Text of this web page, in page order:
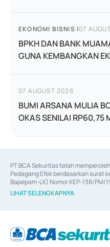
EKONOMI BISNIS |07
BPKH DAN BANK
GUNA KEMBANGKAN
07 AUGUST 2026
BUMI ARSANA MULIA
OKAS SENILAI RP60,75
PT BCA Sekuritas telah
Pedagang Efek berdasarkan surat
Bapepam-LK) Nomor KEP-138/PM/
06/D.04/2014 tanggal 28 Februari
Efek berdasarkan surat keputusan
berdasarkan surat keputusan
67/PM.21/2017 tanggal 3 Februari
LIHAT SELENGKAPNYA